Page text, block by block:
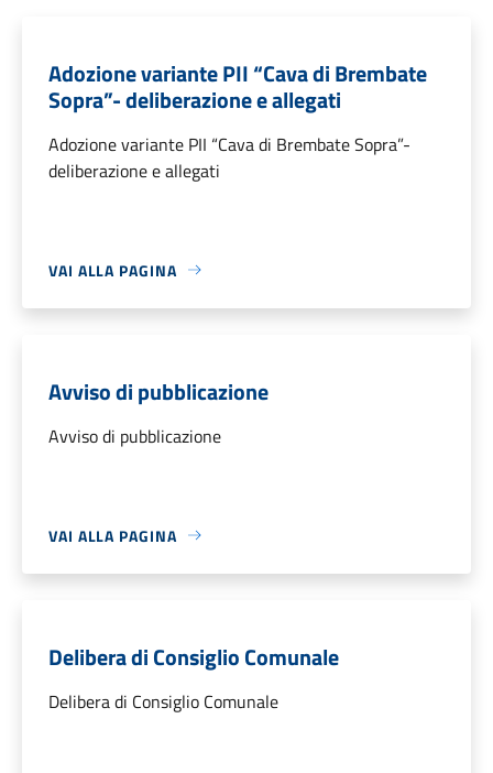
Adozione variante PII “Cava di Brembate
Sopra”- deliberazione e allegati
Adozione variante PII “Cava di Brembate Sopra”-
deliberazione e allegati
VAI ALLA PAGINA
Avviso di pubblicazione
Avviso di pubblicazione
VAI ALLA PAGINA
Delibera di Consiglio Comunale
Delibera di Consiglio Comunale